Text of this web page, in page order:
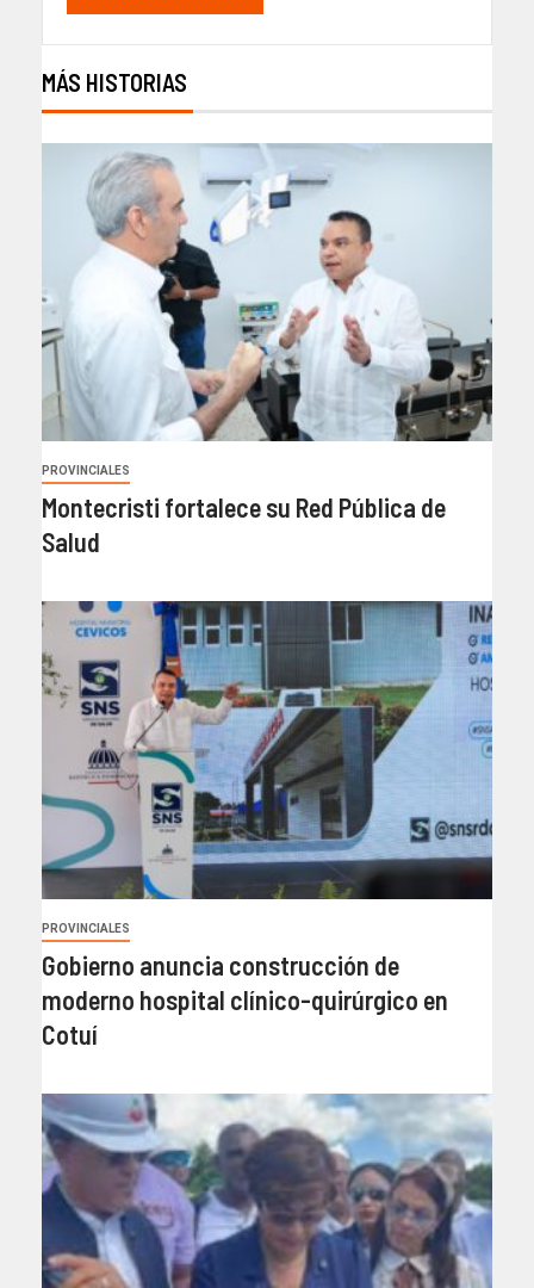
MÁS HISTORIAS
PROVINCIALES
Montecristi fortalece su Red Pública de
Salud
PROVINCIALES
Gobierno anuncia construcción de
moderno hospital clínico-quirúrgico en
Cotuí